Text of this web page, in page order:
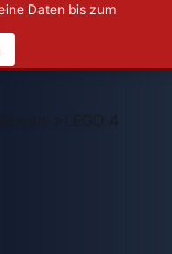
Daten bis zum
> LEGO 4184